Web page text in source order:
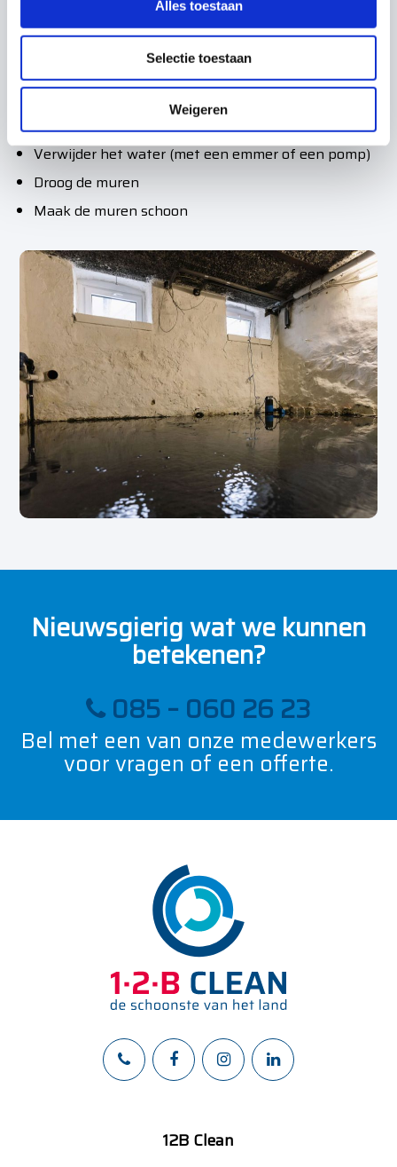
e
Alles toestaan
Selectie toestaan
Weigeren
Schakel de elektriciteit uit
Haal zoveel mogelijk spullen en meubels uit de
ondergelopen ruimte.
Verwijder het water (met een emmer of een pomp)
Droog de muren
Maak de muren schoon
Nieuwsgierig wat we kunnen
betekenen?
085 – 060 26 23
Bel met een van onze medewerkers
voor vragen of een offerte.
12B Clean